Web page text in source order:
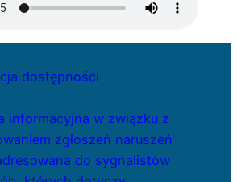
dostępności
informacyjna w związku z
zgłoszeń naruszeń
do sygnalistów